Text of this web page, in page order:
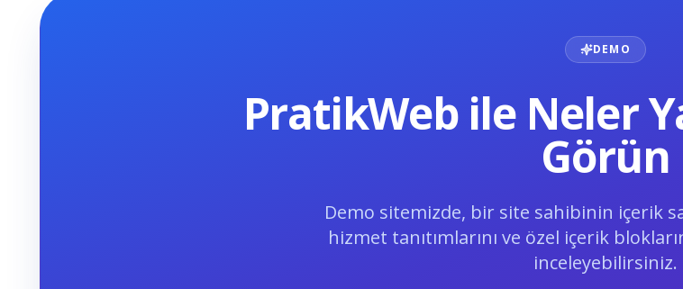
DEMO
PratikWeb ile Neler
Görün
Demo sitemizde, bir site sahibinin içerik
hizmet tanıtımlarını ve özel içerik
inceleyebilirsiniz.